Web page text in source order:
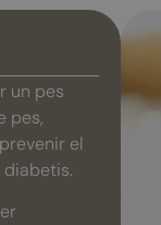
un pes
pes,
el
diabetis.